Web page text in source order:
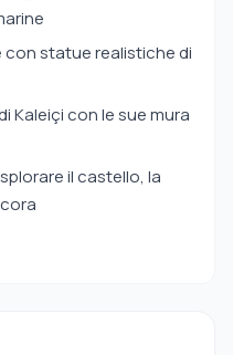
con statue realistiche di
Kaleiçi con le sue mura
il castello, la